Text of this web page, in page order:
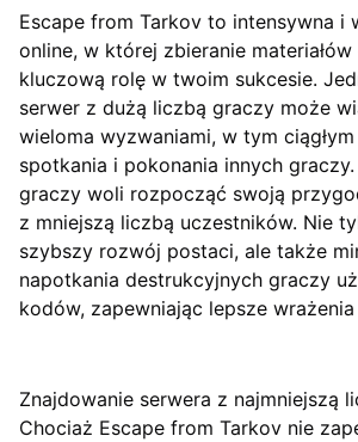
Escape from Tarkov to intensywna i
online, w której zbieranie
kluczową rolę w twoim sukcesie.
serwer z dużą liczbą graczy może
wieloma wyzwaniami, w tym
spotkania i pokonania innych
graczy woli rozpocząć swoją
z mniejszą liczbą uczestników. Nie
szybszy rozwój postaci, ale także
napotkania destrukcyjnych graczy
kodów, zapewniając lepsze
Znajdowanie serwera z najmniejszą
Chociaż Escape from Tarkov nie